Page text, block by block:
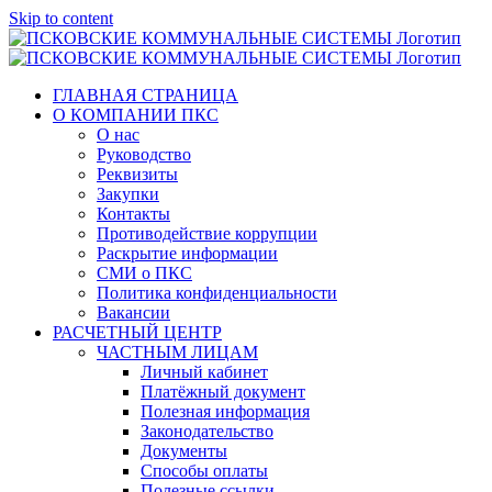
Skip to content
ГЛАВНАЯ СТРАНИЦА
О КОМПАНИИ ПКС
О нас
Руководство
Реквизиты
Закупки
Контакты
Противодействие коррупции
Раскрытие информации
СМИ о ПКС
Политика конфиденциальности
Вакансии
РАСЧЕТНЫЙ ЦЕНТР
ЧАСТНЫМ ЛИЦАМ
Личный кабинет
Платёжный документ
Полезная информация
Законодательство
Документы
Способы оплаты